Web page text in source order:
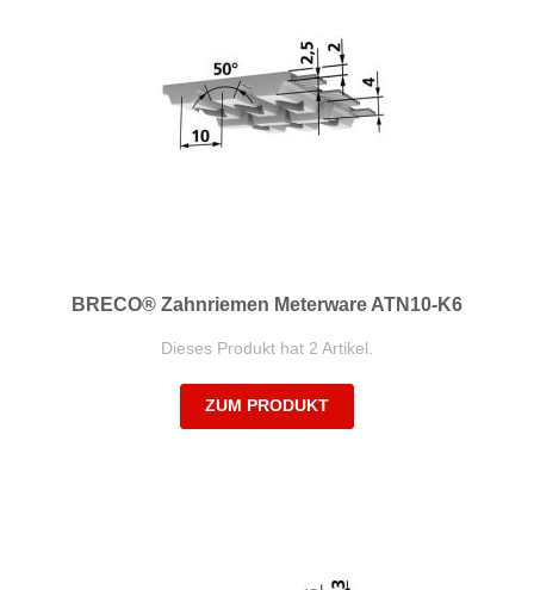
BRECO® Zahnriemen Meterware ATN10-K6
Dieses Produkt hat 2 Artikel.
ZUM PRODUKT